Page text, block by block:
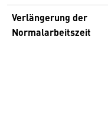
Verlängerung der
Normalarbeitszeit